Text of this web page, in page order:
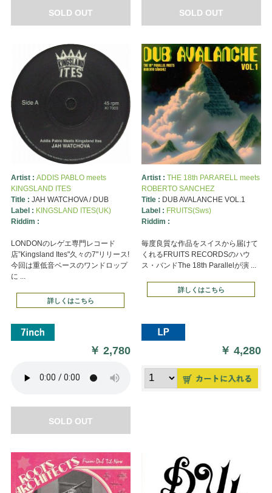
SOLD OUT SOLD OUT
Artist : ADDIS PABLO meets
KINGSLAND ITES
Title : JAH WATCHOVA / DUB
Label : KINGSLAND ITES(UK)
Riddim :
LONDONのレゲエ専門レコード
店”Kingsland Ites"久々の7"リリース!
今回は重低音ベースのワンドロップ
に ...
詳しくはこちら
￥2,780
SOLD OUT
Artist : THE 18th PARARELL meets
ROBERTO SANCHEZ
Title : DUB AVALANCHE VOL.1
Label : FRUITS(Sws)
Riddim :
毎度良質な作品をスイスから届けて
くれるFRUITS RECORDSのハウ
ス・バンドThe 18th Parallelが演 ...
詳しくはこちら
￥4,280